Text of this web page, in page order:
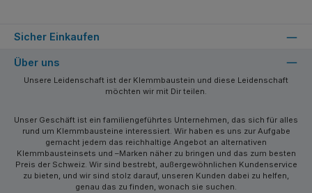
Sicher Einkaufen
Über uns
Unsere Leidenschaft ist der Klemmbaustein und diese Leidenschaft
möchten wir mit Dir teilen.
Unser Geschäft ist ein familiengeführtes Unternehmen, das sich für alles
rund um Klemmbausteine interessiert. Wir haben es uns zur Aufgabe
gemacht jedem das reichhaltige Angebot an alternativen
Klemmbausteinsets und –Marken näher zu bringen und das zum besten
Preis der Schweiz. Wir sind bestrebt, außergewöhnlichen Kundenservice
zu bieten, und wir sind stolz darauf, unseren Kunden dabei zu helfen,
genau das zu finden, wonach sie suchen.